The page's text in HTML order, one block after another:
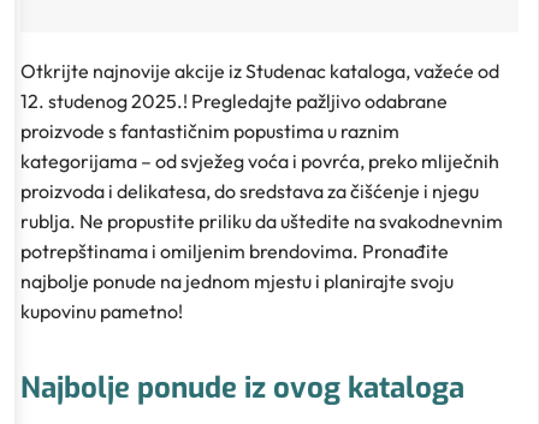
Otkrijte najnovije akcije iz Studenac kataloga, važeće od
12. studenog 2025.! Pregledajte pažljivo odabrane
proizvode s fantastičnim popustima u raznim
kategorijama – od svježeg voća i povrća, preko mliječnih
proizvoda i delikatesa, do sredstava za čišćenje i njegu
rublja. Ne propustite priliku da uštedite na svakodnevnim
potrepštinama i omiljenim brendovima. Pronađite
najbolje ponude na jednom mjestu i planirajte svoju
kupovinu pametno!
Najbolje ponude iz ovog kataloga